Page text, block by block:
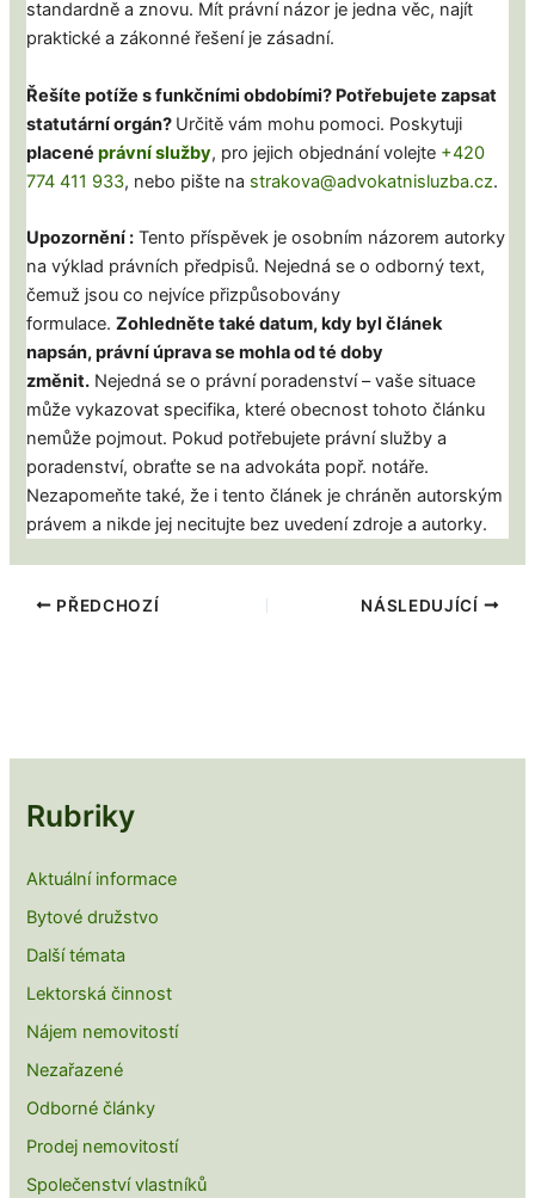
standardně a znovu. Mít právní názor je jedna věc, najít
praktické a zákonné řešení je zásadní.
Řešíte potíže s funkčními obdobími? Potřebujete zapsat
statutární orgán? Určitě vám mohu pomoci. Poskytuji
placenéprávní služby, pro jejich objednání volejte +420
774 411 933, nebo pište na strakova@advokatnisluzba.cz.
Upozornění : Tento příspěvek je osobním názorem autorky
na výklad právních předpisů. Nejedná se o odborný text,
čemuž jsou co nejvíce přizpůsobovány
formulace.Zohledněte také datum, kdy byl článek
napsán, právní úprava se mohla od té doby
změnit. Nejedná se o právní poradenství – vaše situace
může vykazovat specifika, které obecnost tohoto článku
nemůže pojmout. Pokud potřebujete právní služby a
poradenství, obraťte se na advokáta popř. notáře.
Nezapomeňte také, že i tento článek je chráněn autorským
právem a nikde jej necitujte bez uvedení zdroje a autorky.
PŘEDCHOZÍ NÁSLEDUJÍCÍ
Rubriky
Aktuální informace
Bytové družstvo
Další témata
Lektorská činnost
Nájem nemovitostí
Nezařazené
Odborné články
Prodej nemovitostí
Společenství vlastníků